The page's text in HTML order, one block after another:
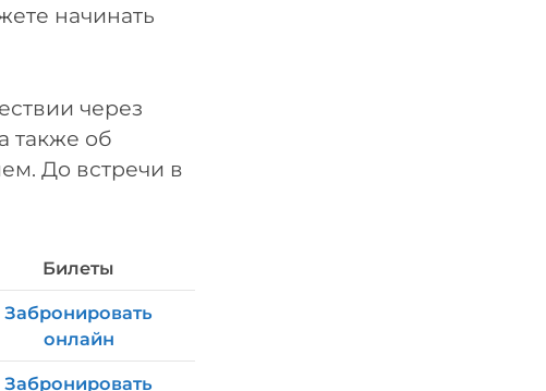
начинать
через
также об
До встречи в
Билеты
Забронировать
онлайн
Забронировать